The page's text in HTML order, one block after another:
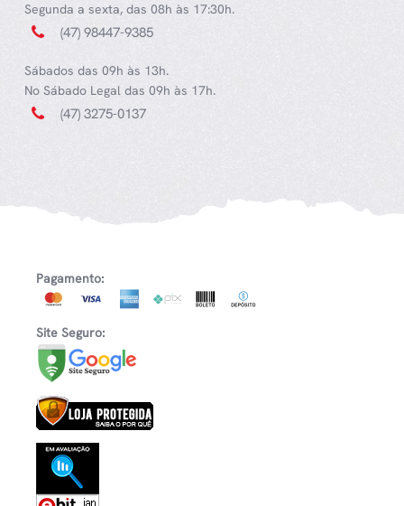
Segunda a sexta, das 08h às 17:30h.
(47) 98447-9385
Sábados das 09h às 13h.
No Sábado Legal das 09h às 17h.
(47) 3275-0137
Pagamento:
Site Seguro: